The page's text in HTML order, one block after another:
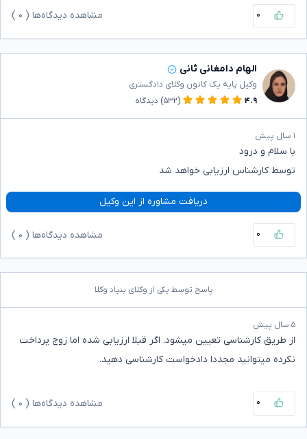
۰ مشاهده دیدگاه‌ها ( ۰
الهام دامغانی ثانی
وکیل پایه یک کانون وکلای دادگستری
۴.۹
(۵۳۲) دیدگاه
۱ سال پیش
با سلام و درود
توسط کارشناس ارزیابی خواهد شد
دریافت مشاوره از این وکیل
۰ مشاهده دیدگاه‌ها ( ۰
پاسخ توسط یکی از وکلای بنیاد وکلا
۵ سال پیش
از طریق کارشناسی تعیین میشود. اگر قبلا ارزیابی شده اما زوج پرداخت
نکرده میتوانید مجددا دادخواست کارشناسی دهید.
۰ مشاهده دیدگاه‌ها ( ۰